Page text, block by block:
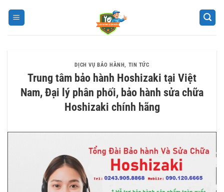
DỊCH VỤ BẢO HÀNH, TIN TỨC
Trung tâm bảo hành Hoshizaki tại Việt
Nam, Đại lý phân phối, bảo hành sửa chữa
Hoshizaki chính hãng